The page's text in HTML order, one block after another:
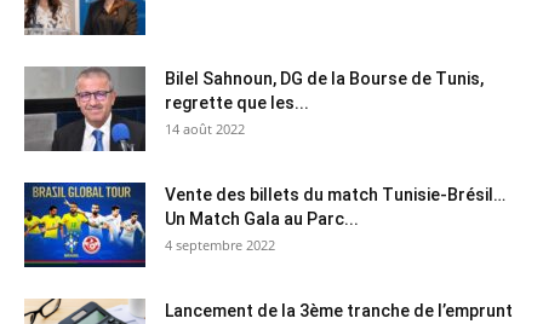
Bilel Sahnoun, DG de la Bourse de Tunis,
regrette que les...
14 août 2022
Vente des billets du match Tunisie-Brésil…
Un Match Gala au Parc...
4 septembre 2022
Lancement de la 3ème tranche de l’emprunt